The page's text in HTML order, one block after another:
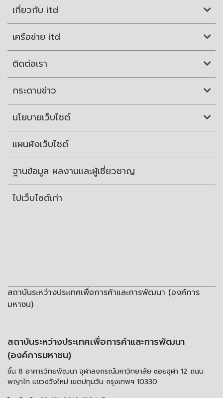
เกี่ยวกับ itd
เครือข่าย itd
ติดต่อเรา
กระดานข่าว
นโยบายเว็บไซต์
แผนผังเว็บไซต์
ฐานข้อมูล ผลงานและผู้เชี่ยวชาญ
ไปเว็บไซต์เก่า
สถาบันระหว่างประเทศเพื่อการค้าและการพัฒนา (องค์การ
มหาชน)
สถาบันระหว่างประเทศเพื่อการค้าและการพัฒนา
(องค์การมหาชน)
ชั้น 8 อาคารวิทยพัฒนา จุฬาลงกรณ์มหาวิทยาลัย ซอยจุฬา 12 ถนน
พญาไท แขวงวังใหม่ เขตปทุมวัน กรุงเทพฯ 10330